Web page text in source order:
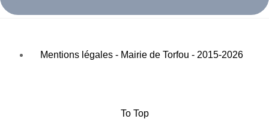
Mentions légales - Mairie de Torfou - 2015-2026
To Top